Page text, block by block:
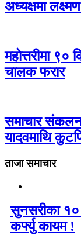
अध्यक्षमा
महोत्तरीमा ९०
चालक फरार
समाचार संकलन
यादवमाथि
ताजा समाचार
सुनसरीका १०
कर्फ्यु कायम !